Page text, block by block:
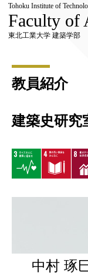
Tohoku Institute of
Faculty of
東北工業大学 建築学部
教員紹介
建築史研究
中村 琢